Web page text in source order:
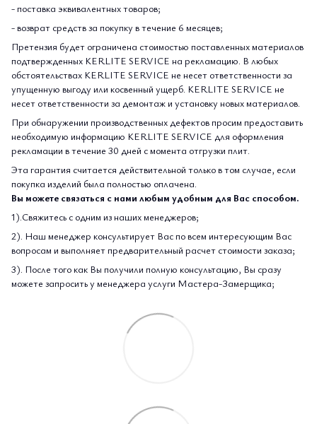
- поставка эквивалентных товаров;
- возврат средств за покупку в течение 6 месяцев;
Претензия будет ограничена стоимостью поставленных материалов
подтвержденных KERLITE SERVICE на рекламацию. В любых
обстоятельствах KERLITE SERVICE не несет ответственности за
упущенную выгоду или косвенный ущерб. KERLITE SERVICE не
несет ответственности за демонтаж и установку новых материалов.
При обнаружении производственных дефектов просим предоставить
необходимую информацию KERLITE SERVICE для оформления
рекламации в течение 30 дней с момента отгрузки плит.
Эта гарантия считается действительной только в том случае, если
покупка изделий была полностью оплачена.
Вы можете связаться с нами любым удобным для Вас способом.
1).Свяжитесь с одним из наших менеджеров;
2). Наш менеджер консультирует Вас по всем интересующим Вас
вопросам и выполняет предварительный расчет стоимости заказа;
3). После того как Вы получили полную консультацию, Вы сразу
можете запросить у менеджера услуги Мастера-Замерщика;